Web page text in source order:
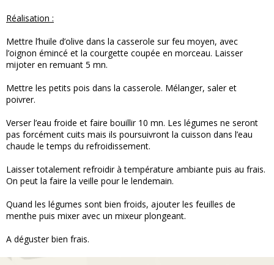
Réalisation :
Mettre l’huile d’olive dans la casserole sur feu moyen, avec
l’oignon émincé et la courgette coupée en morceau. Laisser
mijoter en remuant 5 mn.
Mettre les petits pois dans la casserole. Mélanger, saler et
poivrer.
Verser l’eau froide et faire bouillir 10 mn. Les légumes ne seront
pas forcément cuits mais ils poursuivront la cuisson dans l’eau
chaude le temps du refroidissement.
Laisser totalement refroidir à température ambiante puis au frais.
On peut la faire la veille pour le lendemain.
Quand les légumes sont bien froids, ajouter les feuilles de
menthe puis mixer avec un mixeur plongeant.
A déguster bien frais.